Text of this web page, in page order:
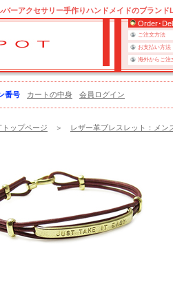
バーアクセサリー手作りハンドメイドのブランド
Order･
ご注文方法
お支払い方法
海外からご注
番号 カートの中身 会員ログイン
トップページ ＞ レザー革ブレスレット：メン